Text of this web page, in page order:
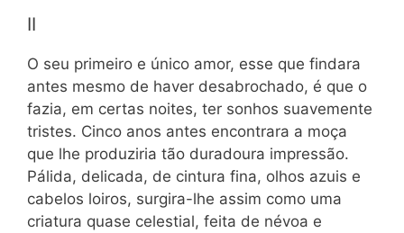
II
O seu primeiro e único amor, esse que findara
antes mesmo de haver desabrochado, é que o
fazia, em certas noites, ter sonhos suavemente
tristes. Cinco anos antes encontrara a moça
que lhe produziria tão duradoura impressão.
Pálida, delicada, de cintura fina, olhos azuis e
cabelos loiros, surgira-lhe assim como uma
criatura quase celestial, feita de névoa e